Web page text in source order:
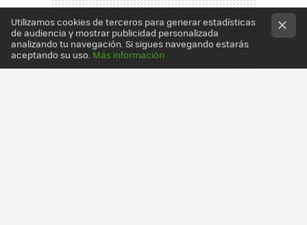
Utilizamos cookies de terceros para generar estadísticas
de audiencia y mostrar publicidad personalizada
analizando tu navegación. Si sigues navegando estarás
aceptando su uso. Más información